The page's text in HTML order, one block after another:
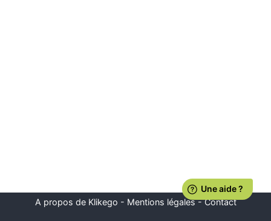
A propos de Klikego - Mentions légales-Contact